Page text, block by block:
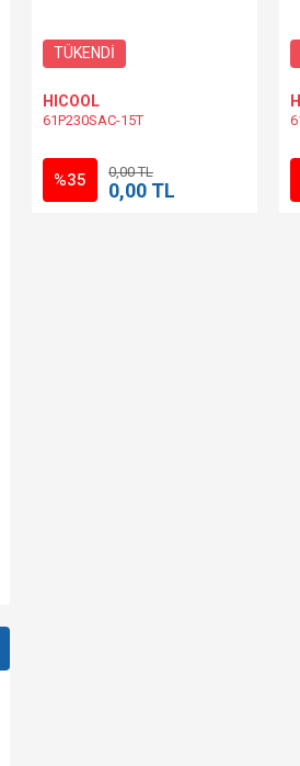
TÜKENDİ
HICOOL
61P230SAC-15T
%35 0,00 TL
0,00 TL